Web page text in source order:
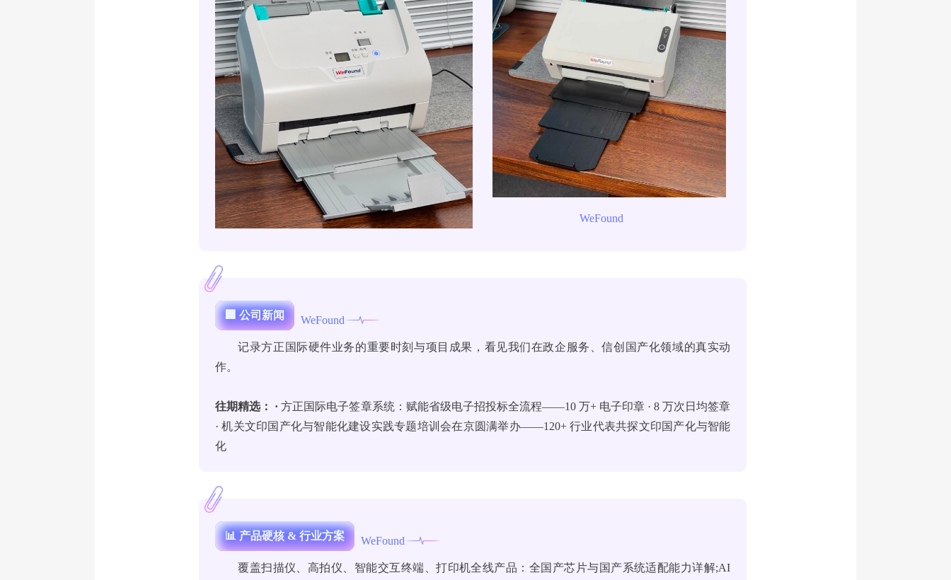
WeFound
🏢 公司新闻 WeFound
记录方正国际硬件业务的重要时刻与项目成果，看见我们在政企服务、信创国产化领域的真实动
作。
往期精选： ·方正国际电子签章系统：赋能省级电子招投标全流程——10 万+ 电子印章 · 8 万次日均签章
· 机关文印国产化与智能化建设实践专题培训会在京圆满举办——120+ 行业代表共探文印国产化与智能
化
📊 产品硬核 & 行业方案 WeFound
覆盖扫描仪、高拍仪、智能交互终端、打印机全线产品：全国产芯片与国产系统适配能力详解;AI